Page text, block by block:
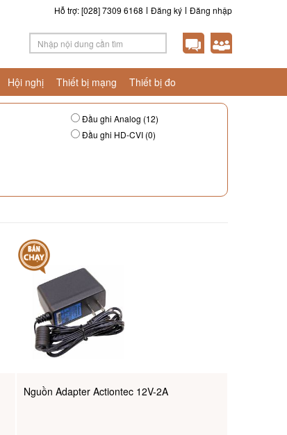
Đăng nhập
Đăng ký
Hỗ trợ: [028] 7309 6168
Hội nghị Thiết bị mạng Thiết bị đo
Đầu ghi Analog (12)
Đầu ghi HD-CVI (0)
Nguồn Adapter Actiontec 12V-2A